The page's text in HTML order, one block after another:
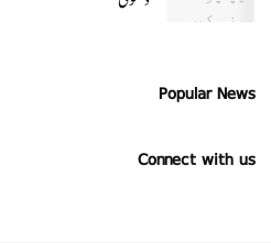
Popular News
Connect with us